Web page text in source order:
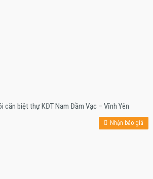
căn biệt thự KĐT Nam Đầm Vạc – Vĩnh Yên
Nhận báo giá